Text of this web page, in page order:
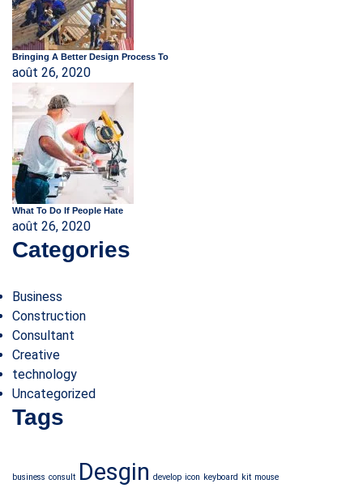
Bringing A Better Design Process To
août 26, 2020
What To Do If People Hate
août 26, 2020
Categories
Business
Construction
Consultant
Creative
technology
Uncategorized
Tags
business consult Desgin develop icon keyboard kit mouse